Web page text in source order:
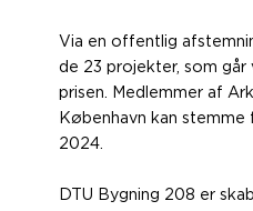
Via en offentlig
de 23 projekter, som
prisen. Medlemmer af
København kan
2024.
DTU Bygning 208 er